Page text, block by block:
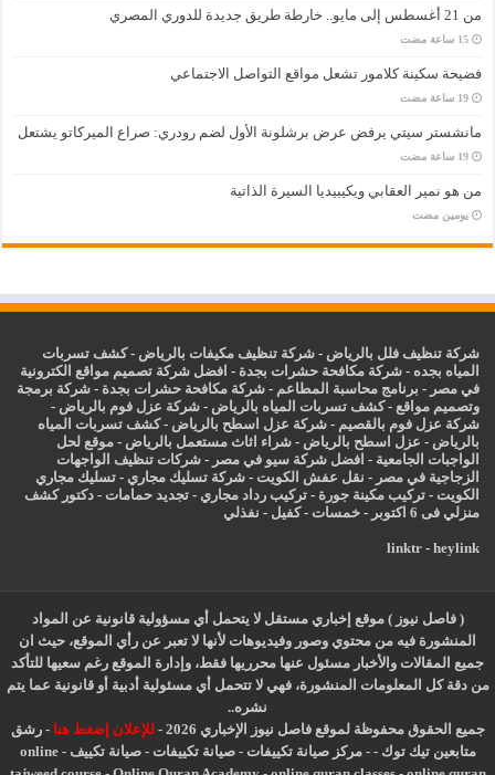
من 21 أغسطس إلى مايو.. خارطة طريق جديدة للدوري المصري
‏15 ساعة مضت
فضيحة سكينة كلامور تشعل مواقع التواصل الاجتماعي
‏19 ساعة مضت
مانشستر سيتي يرفض عرض برشلونة الأول لضم رودري: صراع الميركاتو يشتعل
‏19 ساعة مضت
من هو نمير العقابي ويكيبيديا السيرة الذاتية
‏يومين مضت
شركة تنظيف فلل بالرياض -شركة تنظيف مكيفات بالرياض -كشف تسربات
المياه بجده -شركة مكافحة حشرات بجدة - افضل شركة تصميم مواقع الكترونية
في مصر - برنامج محاسبة المطاعم -شركة مكافحة حشرات بجدة -شركة برمجة
وتصميم مواقع -كشف تسربات المياه بالرياض -شركة عزل فوم بالرياض -
شركة عزل فوم بالقصيم -شركة عزل اسطح بالرياض -كشف تسربات المياه
بالرياض - عزل اسطح بالرياض -شراء اثاث مستعمل بالرياض - موقع لحل
الواجبات الجامعية - افضل شركة سيو في مصر -شركات تنظيف الواجهات
الزجاجية في مصر - نقل عفش الكويت -شركة تسليك مجاري -تسليك مجاري
الكويت -تركيب مكينة جورة -تركيب رداد مجاري -تجديد حمامات -دكتور كشف
منزلي فى 6 اكتوبر
-خمسات -كفيل - نفذلي
linktr- heylink
( فاصل نيوز ) موقع إخباري مستقل لا يتحمل أي مسؤولية قانونية عن المواد
المنشورة فيه من محتوي وصور وفيديوهات لأنها لا تعبر عن رأي الموقع، حيث ان
جميع المقالات والأخبار مسئول عنها محرريها فقط، وإدارة الموقع رغم سعيها للتأكد
من دقة كل المعلومات المنشورة، فهي لا تتحمل أي مسئولية أدبية أو قانونية عما يتم
نشره..
جميع الحقوق محفوظة لموقع فاصل نيوز الإخباري 2026 -
للإعلان إضغط هنا -رشق
متابعين تيك توك -
-مركز صيانة تكييفات -صيانة تكييفات -صيانة تكييف -
online